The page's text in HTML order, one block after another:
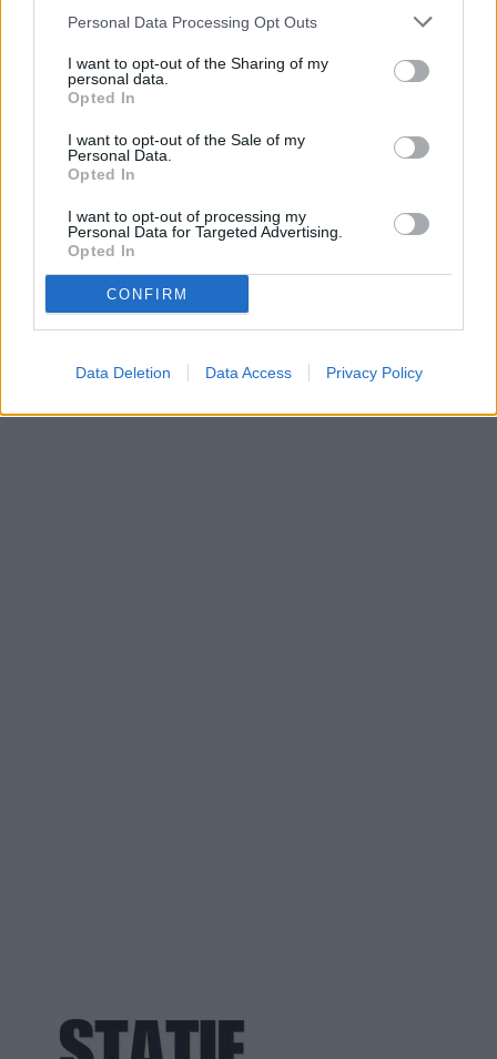
Personal Data Processing Opt Outs
I want to opt-out of the Sharing of my
personal data.
Opted In
I want to opt-out of the Sale of my
Personal Data.
Opted In
I want to opt-out of processing my
Personal Data for Targeted Advertising.
Opted In
CONFIRM
Data Deletion Data Access Privacy Policy